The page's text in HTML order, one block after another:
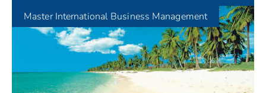
MasterInternational Business Management